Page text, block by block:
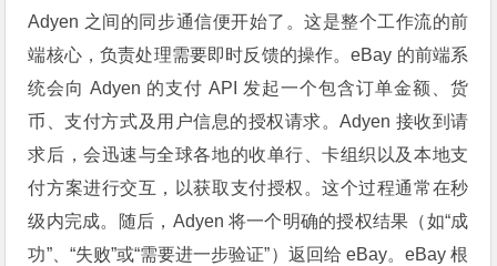
Adyen 之间的同步通信便开始了。这是整个工作流的前
端核心，负责处理需要即时反馈的操作。eBay 的前端系
统会向 Adyen 的支付 API 发起一个包含订单金额、货
币、支付方式及用户信息的授权请求。Adyen 接收到请
求后，会迅速与全球各地的收单行、卡组织以及本地支
付方案进行交互，以获取支付授权。这个过程通常在秒
级内完成。随后，Adyen 将一个明确的授权结果（如“成
功”、“失败”或“需要进一步验证”）返回给 eBay。eBay 根